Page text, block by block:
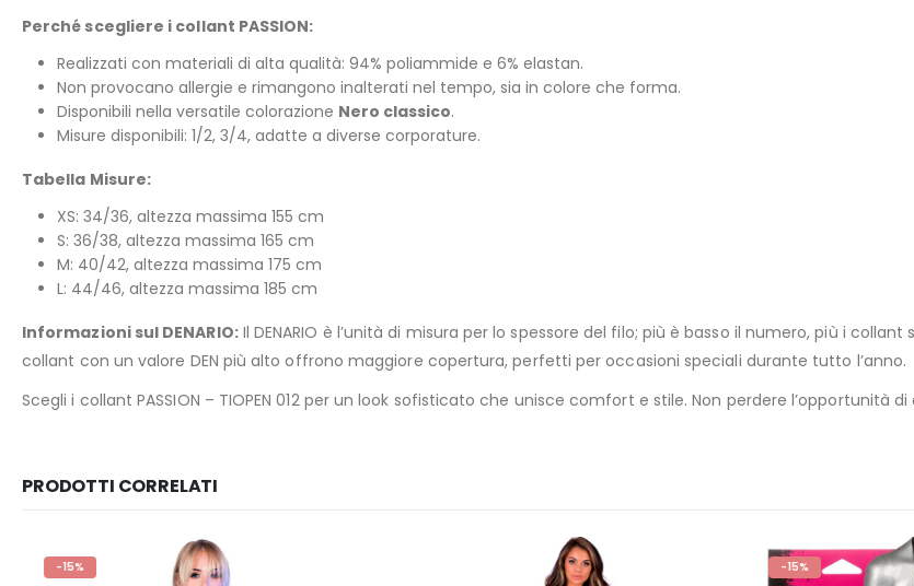
Perché scegliere i collant PASSION:
Realizzati con materiali di alta qualità: 94% poliammide e 6% elastan.
Non provocano allergie e rimangono inalterati nel tempo, sia in colore che forma.
Disponibili nella versatile colorazione Nero classico.
Misure disponibili: 1/2, 3/4, adatte a diverse corporature.
Tabella Misure:
XS: 34/36, altezza massima 155 cm
S: 36/38, altezza massima 165 cm
M: 40/42, altezza massima 175 cm
L: 44/46, altezza massima 185 cm
Informazioni sul DENARIO:Il DENARIO è l’unità di misura per lo spessore del filo; più è basso il numero, più i
collant con un valore DEN più alto offrono maggiore copertura, perfetti per occasioni speciali durante tutto l’anno.
Scegli i collant PASSION – TIOPEN 012 per un look sofisticato che unisce comfort e stile. Non perdere l’opportunità
PRODOTTI CORRELATI
-15% -15%